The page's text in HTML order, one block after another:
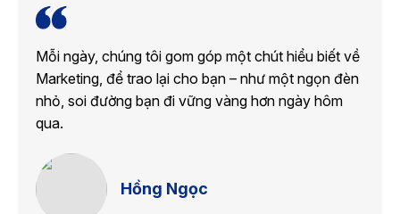
Mỗi ngày, chúng tôi gom góp một chút hiểu biết về
Marketing, để trao lại cho bạn – như một ngọn đèn
nhỏ, soi đường bạn đi vững vàng hơn ngày hôm
qua.
Hồng Ngọc